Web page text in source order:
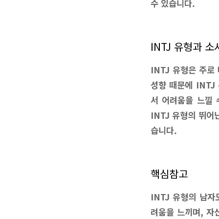
수 있습니다.
INTJ 유형과 소
INTJ 유형은 주로
성향 때문에 INTJ
서 어려움을 느낄
INTJ 유형의 뛰어
습니다.
핵심참고
INTJ 유형의 남자
려움을 느끼며, 자